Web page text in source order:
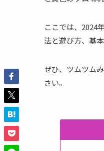
ここでは、2024
法と遊び方、基
ぜひ、ツムツム
さい。